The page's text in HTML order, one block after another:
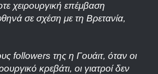
χειρουργική επέμβαση
σε σχέση με τη Βρετανία,
followers της η Γουάιτ, όταν οι
κρεβάτι, οι γιατροί δεν